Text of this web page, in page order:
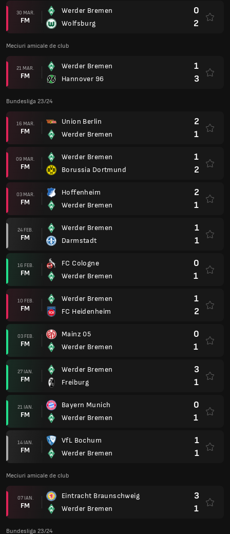
30 MAR.
FM
Werder Bremen
Wolfsburg
0
2
Meciuri amicale de club
21 MAR.
FM
Werder Bremen
Hannover 96
1
3
Bundesliga 23/24
16 MAR.
FM
Union Berlin
Werder Bremen
2
1
09 MAR.
FM
Werder Bremen
Borussia Dortmund
1
2
03 MAR.
FM
Hoffenheim
Werder Bremen
2
1
24 FEB.
FM
Werder Bremen
Darmstadt
1
1
16 FEB.
FM
FC Cologne
Werder Bremen
0
1
10 FEB.
FM
Werder Bremen
FC Heidenheim
1
2
03 FEB.
FM
Mainz 05
Werder Bremen
0
1
27 IAN.
FM
Werder Bremen
Freiburg
3
1
21 IAN.
FM
Bayern Munich
Werder Bremen
0
1
14 IAN.
FM
VfL Bochum
Werder Bremen
1
1
Meciuri amicale de club
07 IAN.
FM
Eintracht Braunschweig
Werder Bremen
3
1
Bundesliga 23/24